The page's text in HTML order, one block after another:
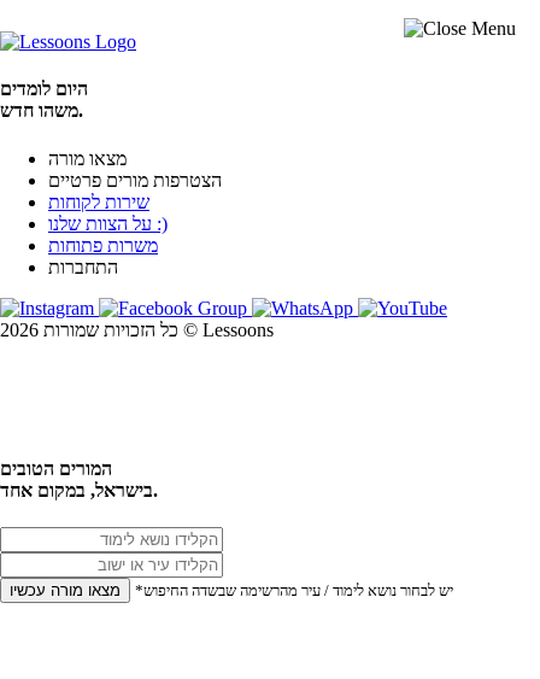
היום לומדים
משהו חדש.
מצאו מורה
הצטרפות מורים פרטיים
שירות לקוחות
על הצוות שלנו :)
משרות פתוחות
התחברות
כל הזכויות שמורות 2026 © Lessoons
המורים הטובים
בישראל, במקום אחד.
מצאו מורה עכשיו *יש לבחור נושא לימוד / עיר מהרשימה שבשדה החיפוש